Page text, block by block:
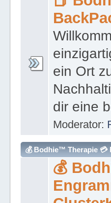
ein Ort
dir eine
Moderator:
💰 Bodhie™ Therapie
💰